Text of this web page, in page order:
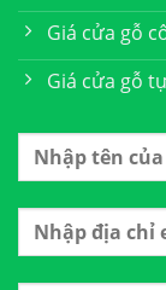
Giá cửa gỗ
Giá cửa gỗ